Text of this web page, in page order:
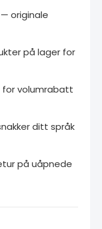
— originale
på lager for
volumrabatt
ditt språk
på uåpnede